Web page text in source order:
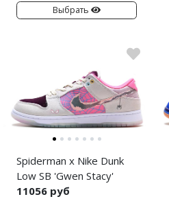
Выбрать
Spiderman x Nike Dunk
Low SB 'Gwen Stacy'
11056 руб